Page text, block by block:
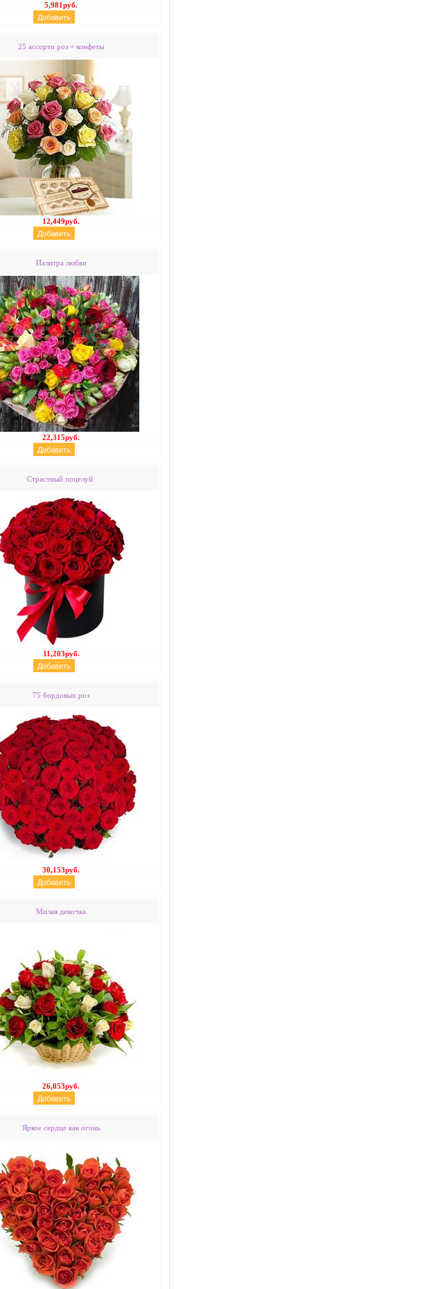
5,981руб.
25 ассорти роз + конфеты
12,449руб.
Палитра любви
22,315руб.
Страстный поцелуй.
11,203руб.
75 бордовых роз
30,153руб.
Милая девочка
26,053руб.
Яркое сердце как огонь